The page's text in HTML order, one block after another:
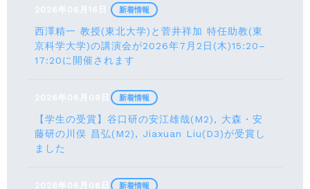
2026年06月16日
西澤精一 教授(東北大学)と菅井祥加 特任助教(東
京科学大学)の講演会が2026年7月2日(木)15:20–
17:20に開催されます
新着情報
2026年06月09日
【学生の受賞】谷口研の安江雄哉(M2), 大森・安
藤研の川俣 昌弘(M2), Jiaxuan Liu(D3)が受賞し
ました
新着情報
2026年06月08日 新着情報